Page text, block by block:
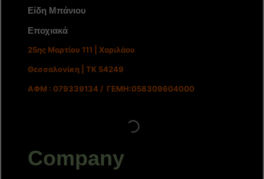
Είδη Μπάνιου
Εποχιακά
25ης Μαρτίου 111 | Χαριλάου
Θεσσαλονίκη | ΤΚ 54249
ΑΦΜ : 079339134 / ΓΕΜΗ:058309604000
Company